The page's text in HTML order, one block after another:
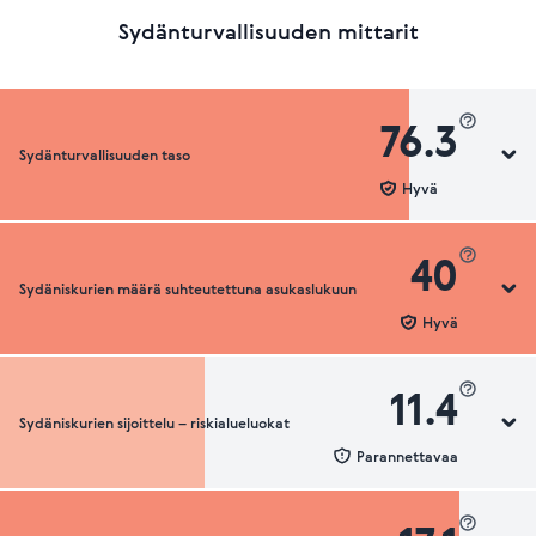
Sydänturvallisuuden mittarit
Sydänturvallisuuden taso 76.3
Hyvä
Sydänturvallisuuden luokka
Sydäniskurien määrä suhteutettuna asukaslukuun 40
Hyvä
Sydäniskurien määrä suhteutettuna asukaslukuun
Sydäniskurien sijoittelu – riskialueluokat 11.4
Parannettavaa